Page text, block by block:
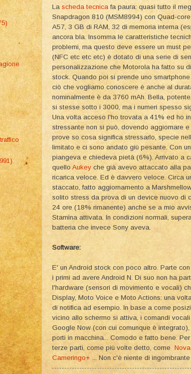
La scheda tecnica fa paura: quasi tutto il
Snapdragon 810 (MSM8994) con Quad-
A57, 3 GB di RAM, 32 di memoria interna
ancora bla. Insomma le caratteristiche
problemi, ma questo deve essere un must
(NFC etc etc etc) è dotato di una serie di
personalizzazione che Motorola ha fatto su
stock. Quando poi si prende uno
ciò che vogliamo conoscere è anche al
nominalmente è da 3760 mAh. Bella,
si stesse sotto i 3000, ma i numeri spesso
Una volta acceso l'ho trovata a 41% ed ho
stressante non si può, dovendo aggiornare
prove so cosa significa stressarlo, specie
limitato e ci sono andato giù pesante. Con
piangeva e chiedeva pietà (6%). Arrivato a
quello Aukey che già avevo attaccato alla
ricarica veloce. Ed è davvero veloce. Circa
staccato, fatto aggiornamento a
solito stress da prova di un device nuovo di
24 ore (18% rimanente) anche se a mio
Stamina attivata. In condizioni normali,
batteria che invece Sony aveva.
Software:
E' un Android stock con poco altro. Parte
i primi ad avere Android N. Di suo non ha
l'hardware (sensori di movimento e vocali)
Display, Moto Voice e Moto Actions: una
di notifica ad esempio. In base a come
vicino allo schermo si attiva, i comandi
Google Now (con cui comunque è
porti in macchina... Comodo e fatto bene.
terze parti, come più volte detto, come
Cameringo+ ... Non c'è niente di